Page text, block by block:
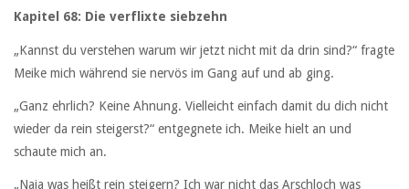
Kapitel 68: Die verflixte siebzehn
„Kannst du verstehen warum wir jetzt nicht mit da drin sind?“ fragte
Meike mich während sie nervös im Gang auf und ab ging.
„Ganz ehrlich? Keine Ahnung. Vielleicht einfach damit du dich nicht
wieder da rein steigerst?“ entgegnete ich. Meike hielt an und
schaute mich an.
„Naja was heißt rein steigern? Ich war nicht das Arschloch was